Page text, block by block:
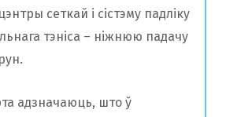
сеткай і сістэму падліку
тэніса – ніжнюю падачу
адзначаюць, што ў